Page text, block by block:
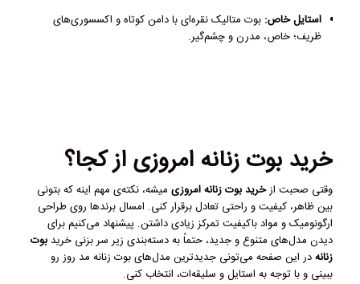
استایل خاص: بوت متالیک نقره‌ای با دامن کوتاه و اکسسوری‌های
ظریف؛ خاص، مدرن و چشم‌گیر.
خرید بوت زنانه امروزی از کجا؟
وقتی صحبت ازخرید بوت زنانه امروزیمیشه، نکته‌ی مهم اینه که بتونی
بین ظاهر، کیفیت و راحتی تعادل برقرار کنی. امسال برندها روی طراحی
ارگونومیک و مواد باکیفیت تمرکز زیادی داشتن. پیشنهاد می‌کنیم برای
دیدن مدل‌های متنوع و جدید، حتماً به دسته‌بندی زیر سر بزنی خرید بوت
زنانهدر این صفحه می‌تونی جدیدترین مدل‌های بوت زنانه مد روز رو
ببینی و با توجه به استایل و سلیقه‌ات، انتخاب کنی.